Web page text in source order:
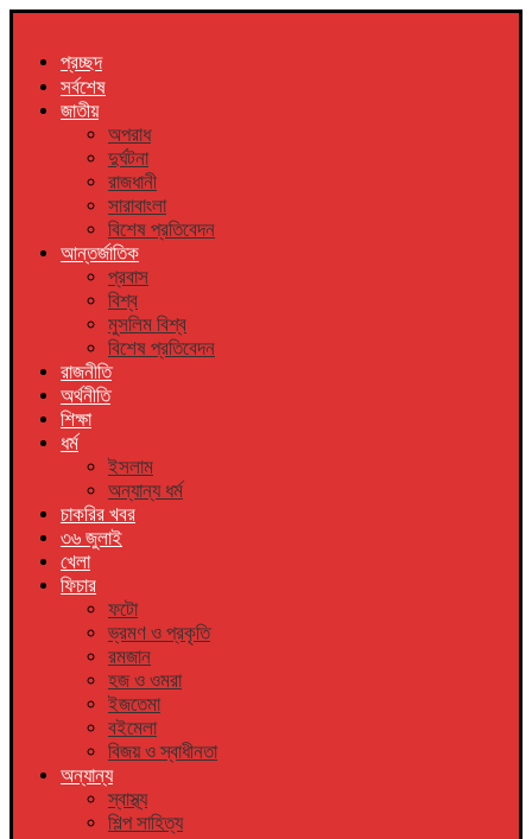
প্রচ্ছদ
সর্বশেষ
জাতীয়
অপরাধ
দুর্ঘটনা
রাজধানী
সারাবাংলা
বিশেষ প্রতিবেদন
আন্তর্জাতিক
প্রবাস
বিশ্ব
মুসলিম বিশ্ব
বিশেষ প্রতিবেদন
রাজনীতি
অর্থনীতি
শিক্ষা
ধর্ম
ইসলাম
অন্যান্য ধর্ম
চাকরির খবর
৩৬ জুলাই
খেলা
ফিচার
ফটো
ভ্রমণ ও প্রকৃতি
রমজান
হজ ও ওমরা
ইজতেমা
বইমেলা
বিজয় ও স্বাধীনতা
অন্যান্য
স্বাস্থ্য
শিল্প সাহিত্য